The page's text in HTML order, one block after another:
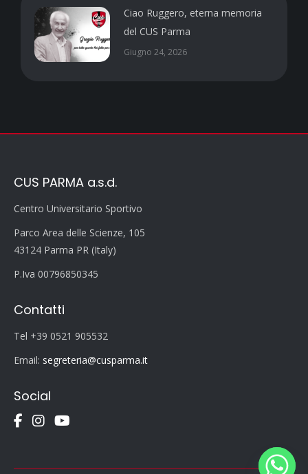
Ciao Ruggero, eterna memoria
del CUS Parma
Giugno 24, 2026
CUS PARMA a.s.d.
Centro Universitario Sportivo
Parco Area delle Scienze, 105
43124 Parma PR (Italy)
P.Iva 00796850345
Contatti
Tel +39 0521 905532
Email: segreteria@cusparma.it
Social